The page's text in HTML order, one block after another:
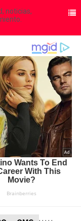
noticias,
,,,,,